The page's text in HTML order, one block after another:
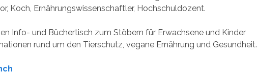
Koch, Ernährungswissenschaftler, Hochschuldozent.
Info- und Büchertisch zum Stöbern für Erwachsene und Kinder
rund um den Tierschutz, vegane Ernährung und Gesundheit.